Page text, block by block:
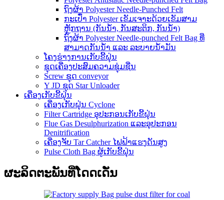
ຖົງຜ້າ Polyester Needle-Punched Felt
ກະເປົ໋າ Polyester ເຂັມເຈາະດ້ວຍເຂັມສາມ
ຫຼັກຖານ (ກັນນໍ້າ, ກັນສະຕິກ, ກັນນໍ້າ)
ຖົງຜ້າ Polyester Needle-punched Felt Bag ທີ່
ສາມາດກັນນໍ້າ ແລະ ລະບາຍນໍ້າມັນ
ໂຄງຮ່າງການເກັບຂີ້ຝຸ່ນ
ຊຸດເຄື່ອງປະສົມຄວາມຊຸ່ມຊື່ນ
Screw ຊຸດ conveyor
Y JD ຊຸດ Star Unloader
ເຄື່ອງເກັບຂີ້ຝຸ່ນ
ເຄື່ອງເກັບຝຸ່ນ Cyclone
Filter Cartridge ອຸປະກອນເກັບຂີ້ຝຸ່ນ
Flue Gas Desulphurization ແລະອຸປະກອນ
Denitrification
ເຄື່ອງຈັບ Tar Catcher ໄຟຟ້າແຮງດັນສູງ
Pulse Cloth Bag ຜູ້ເກັບຂີ້ຝຸ່ນ
ຜະລິດຕະພັນທີ່ໂດດເດັ່ນ